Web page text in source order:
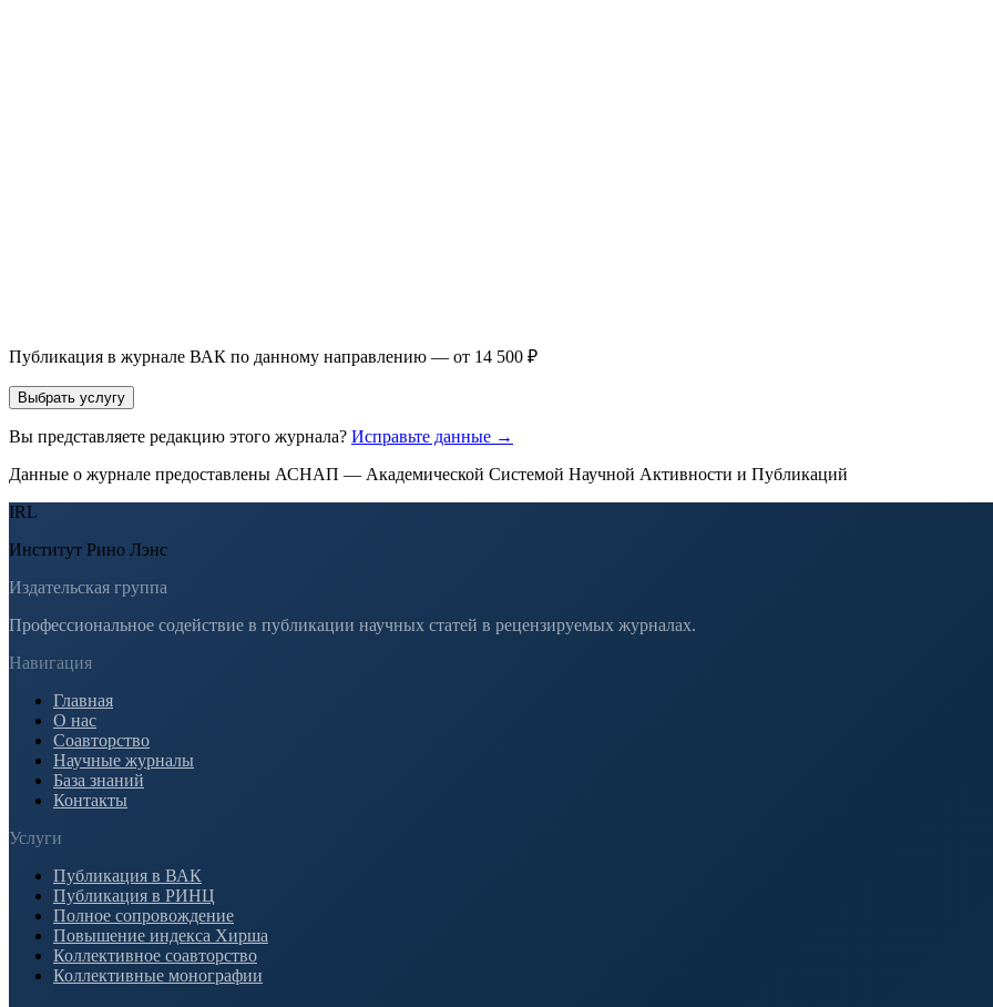
Публикация в журнале ВАК по данному направлению — от 14 500 ₽
Выбрать услугу
Вы представляете редакцию этого журнала? Исправьте данные →
Данные о журнале предоставлены АСНАП — Академической Системой Научной Активности и Публикаций
IRL
Институт Рино Лэнс
Издательская группа
Профессиональное содействие в публикации научных статей в рецензируемых журналах.
Навигация
Главная
О нас
Соавторство
Научные журналы
База знаний
Контакты
Услуги
Публикация в ВАК
Публикация в РИНЦ
Полное сопровождение
Повышение индекса Хирша
Коллективное соавторство
Коллективные монографии